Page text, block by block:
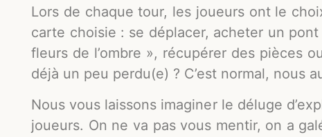
Lors de chaque tour, les joueurs ont le
carte choisie : se déplacer, acheter un
fleurs de l’ombre », récupérer des pièces
déjà un peu perdu(e) ? C’est normal, nous
Nous vous laissons imaginer le déluge
joueurs. On ne va pas vous mentir, on a